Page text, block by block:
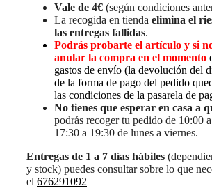
Vale de 4€ (según condiciones
La recogida en tienda elimina el
las entregas fallidas.
Podrás probarte el artículo y si
anular la compra en el momento
gastos de envío (la devolución del
de la forma de pago del pedido
las condiciones de la pasarela de
No tienes que esperar en casa a
podrás recoger tu pedido de 10:00
17:30 a 19:30 de lunes a viernes.
Entregas de 1 a 7 días hábiles
y stock) puedes consultar sobre lo que
el 676291092